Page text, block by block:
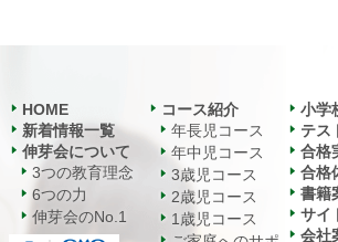
HOME
新着情報一覧
伸芽会について
3つの教育理念
6つの力
伸芽会のNo.1
コース紹介
年長児コース
年中児コース
3歳児コース
2歳児コース
1歳児コース
小学
テス
合格
合格
書籍
サイ
会社